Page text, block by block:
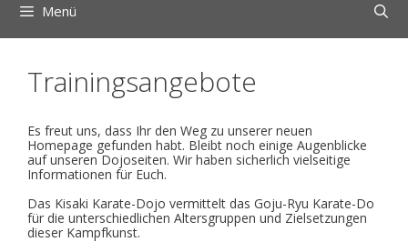
Menü
Trainingsangebote
Es freut uns, dass Ihr den Weg zu unserer neuen
Homepage gefunden habt. Bleibt noch einige Augenblicke
auf unseren Dojoseiten. Wir haben sicherlich vielseitige
Informationen für Euch.
Das Kisaki Karate-Dojo vermittelt das Goju-Ryu Karate-Do
für die unterschiedlichen Altersgruppen und Zielsetzungen
dieser Kampfkunst.